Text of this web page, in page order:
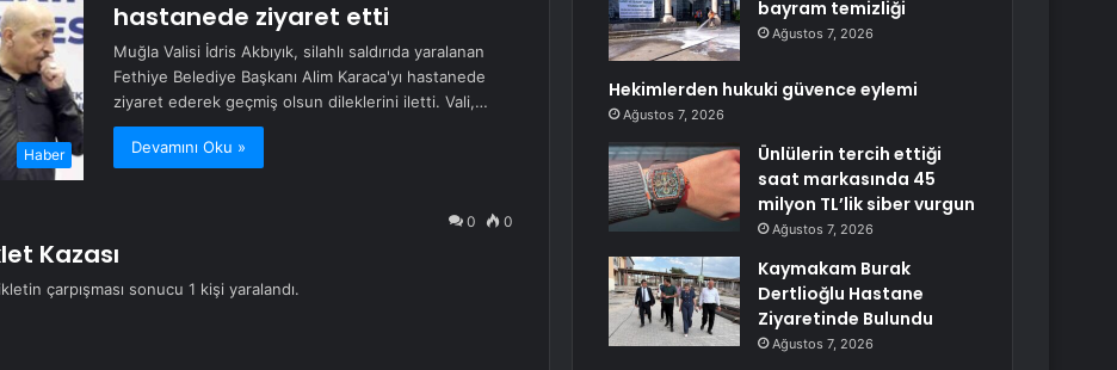
Haber
hastanede ziyaret etti
Muğla Valisi İdris Akbıyık, silahlı saldırıda yaralanan
Fethiye Belediye Başkanı Alim Karaca'yı hastanede
ziyaret ederek geçmiş olsun dileklerini iletti. Vali,…
Devamını Oku »
0 0
Kazası
çarpışması sonucu 1 kişi yaralandı.
bayram temizliği
Ağustos 7, 2026
Hekimlerden hukuki güvence eylemi
Ağustos 7, 2026
Ünlülerin tercih ettiği
saat markasında 45
milyon TL’lik siber vurgun
Ağustos 7, 2026
Kaymakam Burak
Dertlioğlu Hastane
Ziyaretinde Bulundu
Ağustos 7, 2026